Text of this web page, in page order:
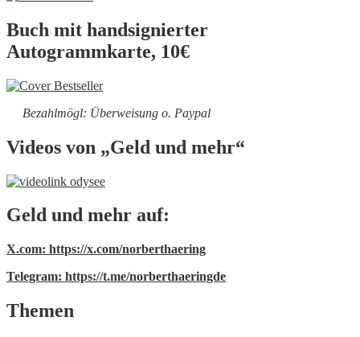
Buch mit handsignierter
Autogrammkarte, 10€
Bezahlmögl: Überweisung o. Paypal
Videos von „Geld und mehr“
Geld und mehr auf:
X.com: https://x.com/norberthaering
Telegram: https://t.me/norberthaeringde
Themen